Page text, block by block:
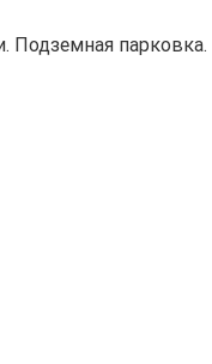
Подземная парковка.